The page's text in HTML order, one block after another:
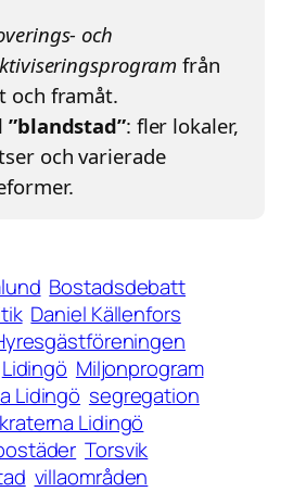
och
från
och framåt.
”blandstad”: fler lokaler,
och varierade
Bostadsdebatt
Daniel Källenfors
Lidingö Miljonprogram
Lidingö segregation
Lidingö
Torsvik
villaområden